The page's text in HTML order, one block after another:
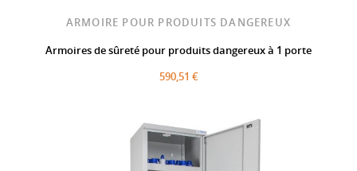
ARMOIRE POUR PRODUITS DANGEREUX
Armoires de sûreté pour produits dangereux à 1 porte
590,51 €